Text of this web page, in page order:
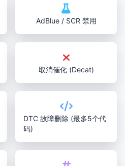
AdBlue / SCR 禁用
取消催化 (Decat)
DTC 故障删除 (最多5个代
码)